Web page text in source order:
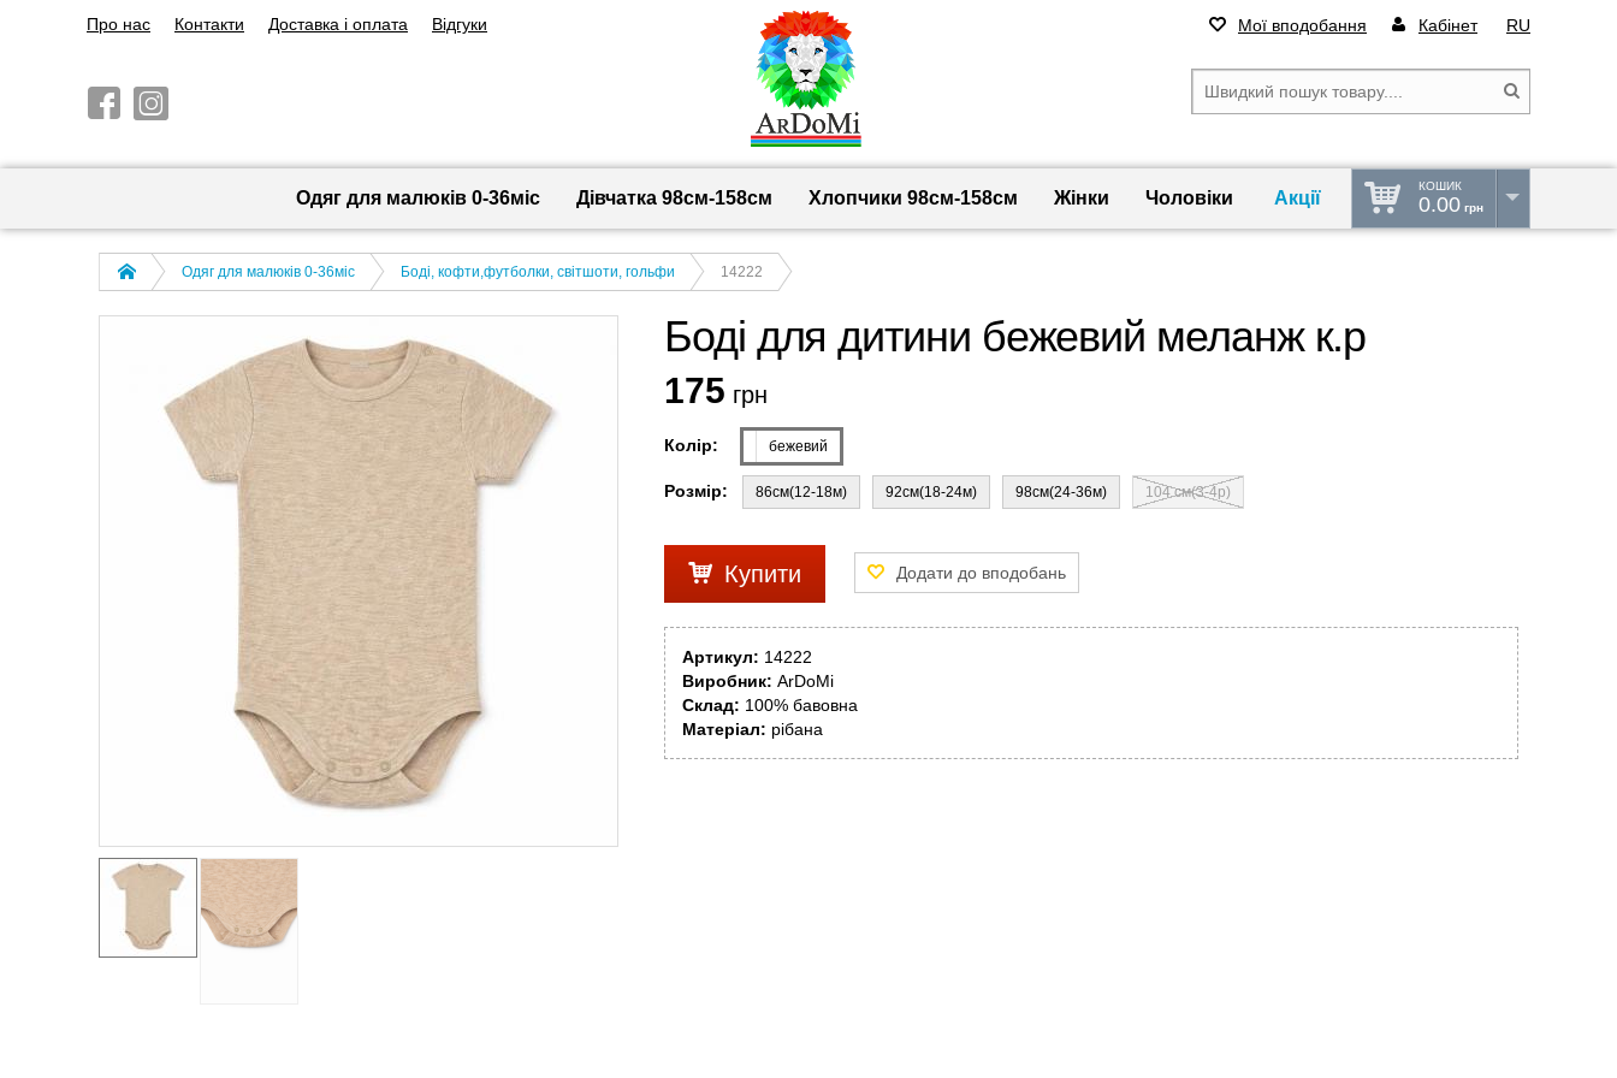
Про нас Контакти Доставка і оплата Відгуки Мої вподобання Кабінет RU
Одяг для малюків 0-36міс Дівчатка 98cм-158см Хлопчики 98см-158см Жінки Чоловіки Акції
КОШИК
0.00 грн
Одяг для малюків 0-36міс Боді, кофти,футболки, світшоти, гольфи 14222
Боді для дитини бежевий меланж к.р
175 грн
Колір: бежевий
Розмір: 86см(12-18м) 92см(18-24м) 98см(24-36м) 104 см(3-4р)
Купити
Артикул: 14222
Виробник: ArDoMi
Склад: 100% бавовна
Матеріал: рібана